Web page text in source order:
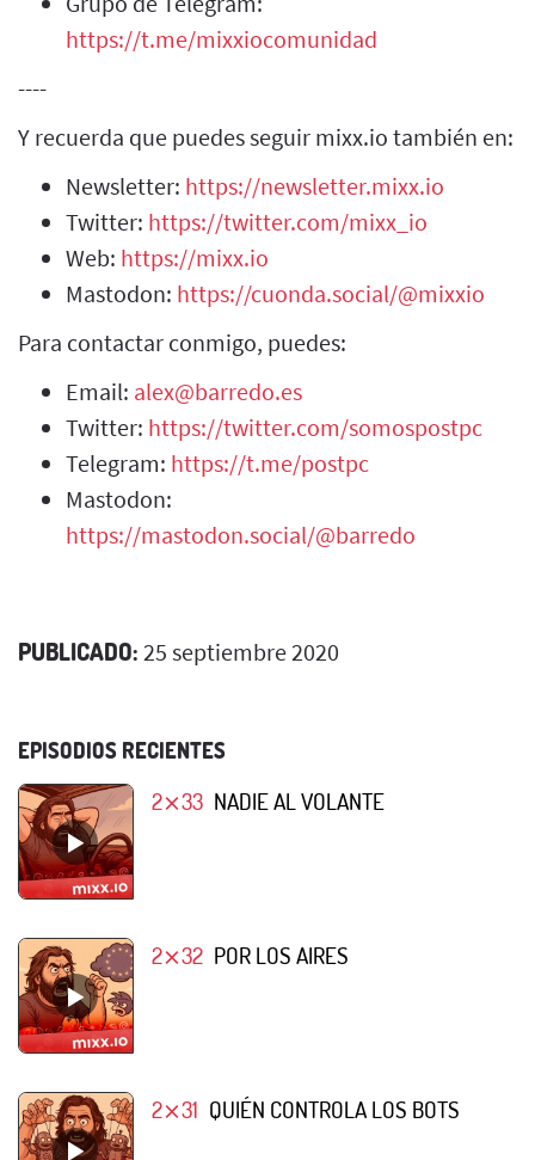
https://t.me/mixxiocomunidad
----
Y recuerda que puedes seguir mixx.io también en:
Newsletter: https://newsletter.mixx.io
Twitter: https://twitter.com/mixx_io
Web: https://mixx.io
Mastodon: https://cuonda.social/@mixxio
Para contactar conmigo, puedes:
Email: alex@barredo.es
Twitter: https://twitter.com/somospostpc
Telegram: https://t.me/postpc
Mastodon:
https://mastodon.social/@barredo
PUBLICADO: 25 septiembre 2020
EPISODIOS RECIENTES
2⨯33 NADIE AL VOLANTE
2⨯32 POR LOS AIRES
2⨯31 QUIÉN CONTROLA LOS BOTS